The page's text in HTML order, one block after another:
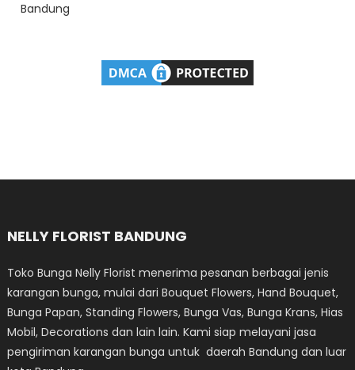
Bandung
NELLY FLORIST BANDUNG
Toko Bunga Nelly Florist menerima pesanan berbagai jenis
karangan bunga, mulai dari Bouquet Flowers, Hand Bouquet,
Bunga Papan, Standing Flowers, Bunga Vas, Bunga Krans, Hias
Mobil, Decorations dan lain lain. Kami siap melayani jasa
pengiriman karangan bunga untuk daerah Bandung dan luar